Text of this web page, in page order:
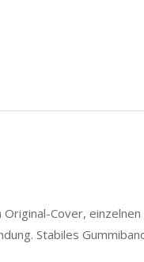
Cover,
Stabiles